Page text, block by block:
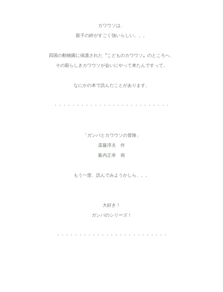
カワウソは、
親子の絆がすごく強いらしい。。。
四国の動物園に保護された〝こどものカワウソ〟のところへ、
その親らしきカワウソが会いにやって来たんですって。
なにかの本で読んだことがあります。
・・・・・・・・・・・・・・・・・・・・・・・・・・
「ガンバとカワウソの冒険」
斎藤淳夫 作
薮内正幸 画
もう一度、読んでみようかしら、。。
大好き！
ガンバのシリーズ！
・・・・・・・・・・・・・・・・・・・・・・・・・